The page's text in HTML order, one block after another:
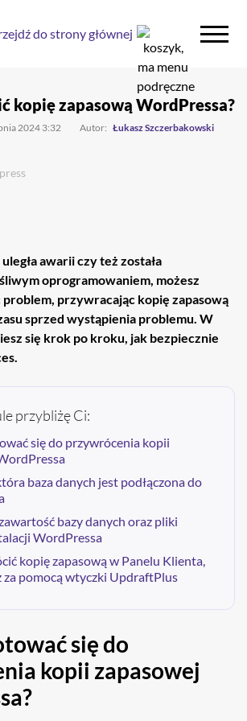
2024 3:32 Autor: Łukasz Szczerbakowski
kopię zapasową WordPressa?
awarii czy też została
oprogramowaniem, możesz
przywracając kopię zapasową
sprzed wystąpienia problemu. W
się krok po kroku, jak bezpiecznie
przybliżę Ci:
się do przywrócenia kopii
baza danych jest podłączona do
bazy danych oraz pliki
WordPressa
kopię zapasową w Panelu Klienta,
za pomocą wtyczki UpdraftPlus
się do
kopii zapasowej